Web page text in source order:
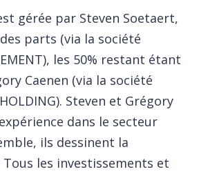
gérée par Steven Soetaert,
parts (via la société
les 50% restant étant
Caenen (via la société
HOLDING). Steven et Grégory
dans le secteur
ils dessinent la
les investissements et